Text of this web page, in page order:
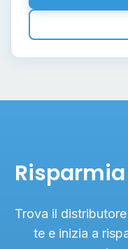
Trova il
te e inizia a